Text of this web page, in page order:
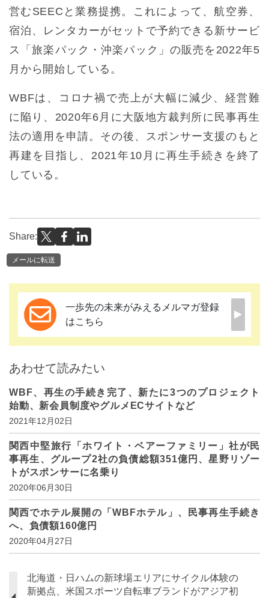
営むSEECと業務提携。これによって、航空券、
宿泊、レンタカーがセットで予約できる新サービ
ス「旅楽パック・沖楽パック」の販売を2022年5
月から開始している。
WBFは、コロナ禍で売上が大幅に減少、経営難
に陥り、2020年6月に大阪地方裁判所に民事再生
法の適用を申請。その後、スポンサー支援のもと
再建を目指し、2021年10月に再生手続きを終了
している。
Share:
メールに転送
一歩先の未来がみえるメルマガ登録
はこちら
あわせて読みたい
WBF、再生の手続き完了、新たに3つのプロジェクト
始動、新会員制度やグルメECサイトなど
2021年12月02日
関西中堅旅行「ホワイト・ベアーファミリー」社が民
事再生、グループ2社の負債総額351億円、星野リゾー
トがスポンサーに名乗り
2020年06月30日
関西でホテル展開の「WBFホテル」、民事再生手続き
へ、負債額160億円
2020年04月27日
北海道・日ハムの新球場エリアにサイクル体験の
新拠点、米国スポーツ自転車ブランドがアジア初